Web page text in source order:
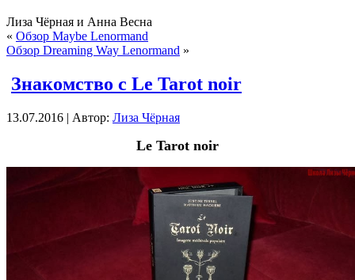
Лиза Чёрная и Анна Весна
« Обзор Maybe Lenormand
Обзор Dreaming Way Lenormand »
Знакомство с Le Tarot noir
13.07.2016 | Автор: Лиза Чёрная
Le Tarot noir